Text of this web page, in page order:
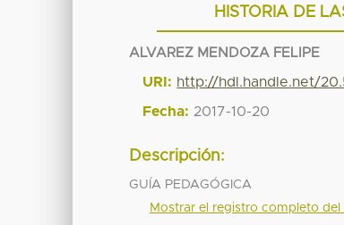
HISTORIA DE
ALVAREZ MENDOZA FELIPE
URI: http://hdl.handle.net/
Fecha: 2017-10-20
Descripción:
GUÍA PEDAGÓGICA
Mostrar el registro completo del